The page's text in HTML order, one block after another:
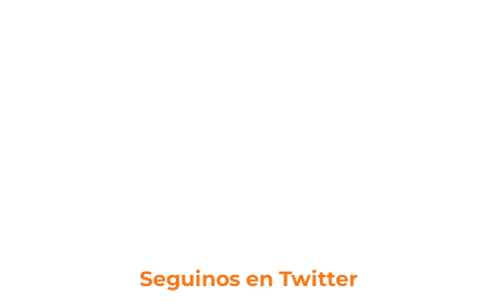
Seguinos en Twitter